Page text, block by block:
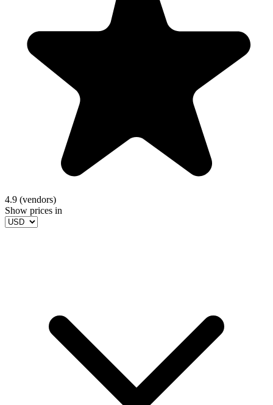
4.9 (vendors)
Show prices in